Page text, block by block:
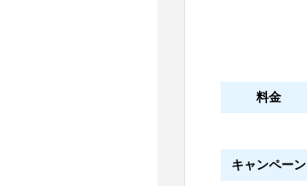
料金
キャンペーン